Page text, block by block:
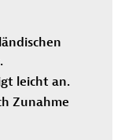
leicht an.
Zunahme